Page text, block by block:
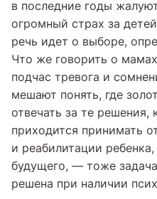
в последние годы
огромный страх за
речь идет о выборе,
Что же говорить о
подчас тревога и
мешают понять, где
отвечать за те
приходится принимать
и реабилитации ребенка,
будущего, — тоже
решена при наличии